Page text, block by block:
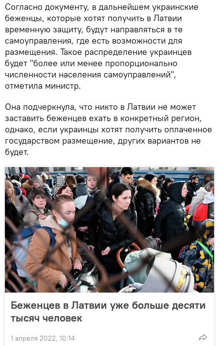
Согласно документу, в дальнейшем украинские
беженцы, которые хотят получить в Латвии
временную защиту, будут направляться в те
самоуправления, где есть возможности для
размещения. Такое распределение украинцев
будет "более или менее пропорционально
численности населения самоуправлений",
отметила министр.
Она подчеркнула, что никто в Латвии не может
заставить беженцев ехать в конкретный регион,
однако, если украинцы хотят получить оплаченное
государством размещение, других вариантов не
будет.
Беженцев в Латвии уже больше десяти
тысяч человек
1 апреля 2022, 10:14